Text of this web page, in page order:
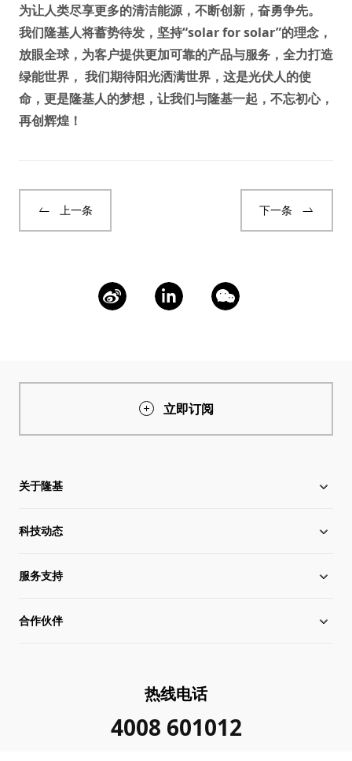
为让人类尽享更多的清洁能源，不断创新，奋勇争先。
我们隆基人将蓄势待发，坚持“solar for solar”的理念，
放眼全球，为客户提供更加可靠的产品与服务，全力打造
绿能世界， 我们期待阳光洒满世界，这是光伏人的使
命，更是隆基人的梦想，让我们与隆基一起，不忘初心，
再创辉煌！
上一条 下一条
立即订阅
关于隆基
关于隆基
全球化布局
管理层信息
科技动态
硅片价格
行业动态
服务支持
下载中心
合作伙伴
热线电话
4008 601012